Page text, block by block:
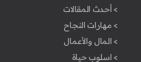
> أحدث المقالات
> مهارات النجاح
> المال والأعمال
> اسلوب حياة